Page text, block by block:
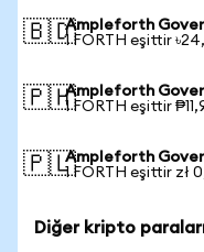
🇧🇩Ampleforth
1 FORTH eşittir
🇵🇭Ampleforth
1 FORTH eşittir
🇵🇱Ampleforth
1 FORTH eşittir zł
Diğer kripto